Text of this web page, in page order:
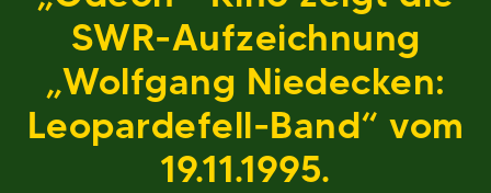
SWR-Aufzeichnung
„Wolfgang Niedecken:
Leopardefell-Band“ vom
19.11.1995.